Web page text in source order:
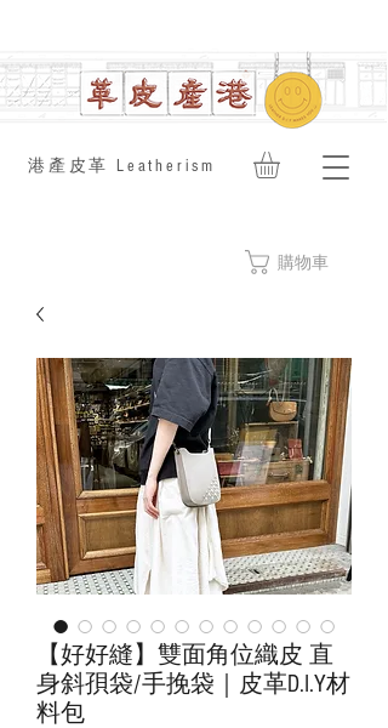
​港產皮革 Leatherism
購物車
【好好縫】雙面角位織皮 直
身斜孭袋/手挽袋｜皮革D.I.Y材
料包